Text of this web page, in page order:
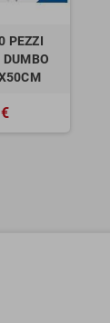
PEZZI